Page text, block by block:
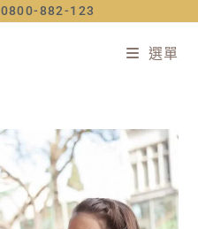
0800-882-123
選單